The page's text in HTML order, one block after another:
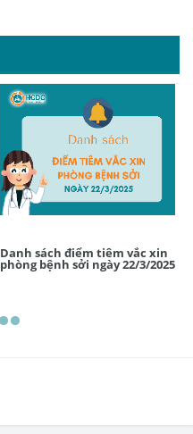
Danh sách điểm tiêm vắc xin
phòng bệnh sởi ngày 22/3/2025